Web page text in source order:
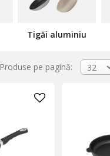
Tigăi aluminiu
Produse pe pagină: